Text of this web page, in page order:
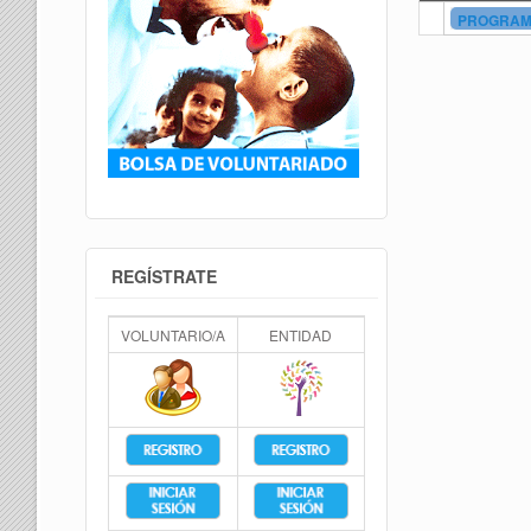
REGÍSTRATE
VOLUNTARIO/A ENTIDAD